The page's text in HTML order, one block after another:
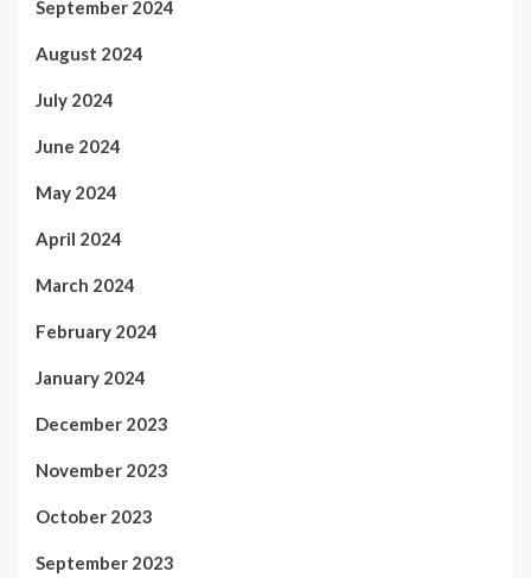
September 2024
August 2024
July 2024
June 2024
May 2024
April 2024
March 2024
February 2024
January 2024
December 2023
November 2023
October 2023
September 2023